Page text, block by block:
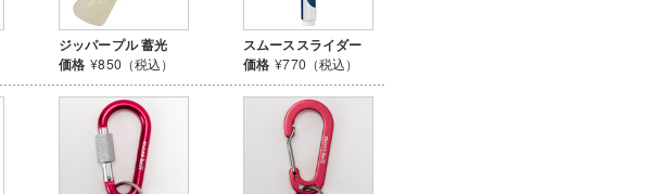
ジッパープル 蓄光
価格 ¥850（税込）
スムーススライダー
価格 ¥770（税込）